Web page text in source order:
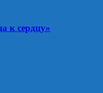
к сердцу»